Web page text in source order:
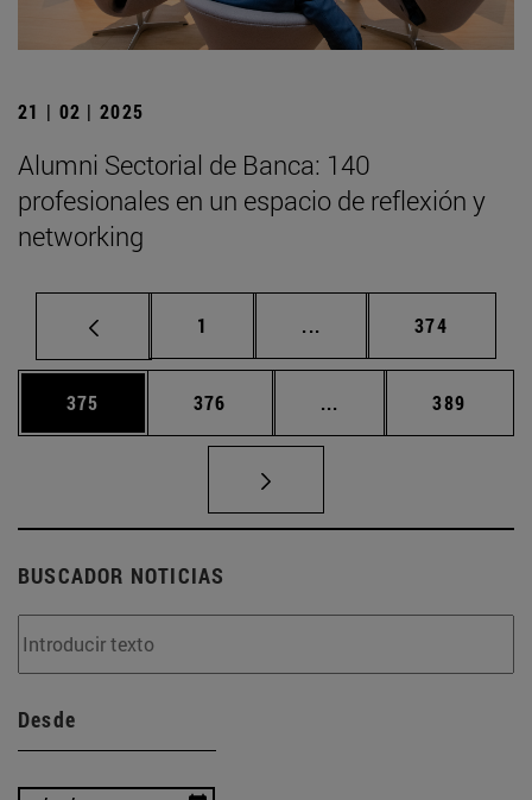
21 | 02 | 2025
Alumni Sectorial de Banca: 140
profesionales en un espacio de reflexión y
networking
Página
1 ... Páginas intermedias
Página
374
Página
375 Página
376 ... Páginas intermedias
Página
389
BUSCADOR NOTICIAS
Desde